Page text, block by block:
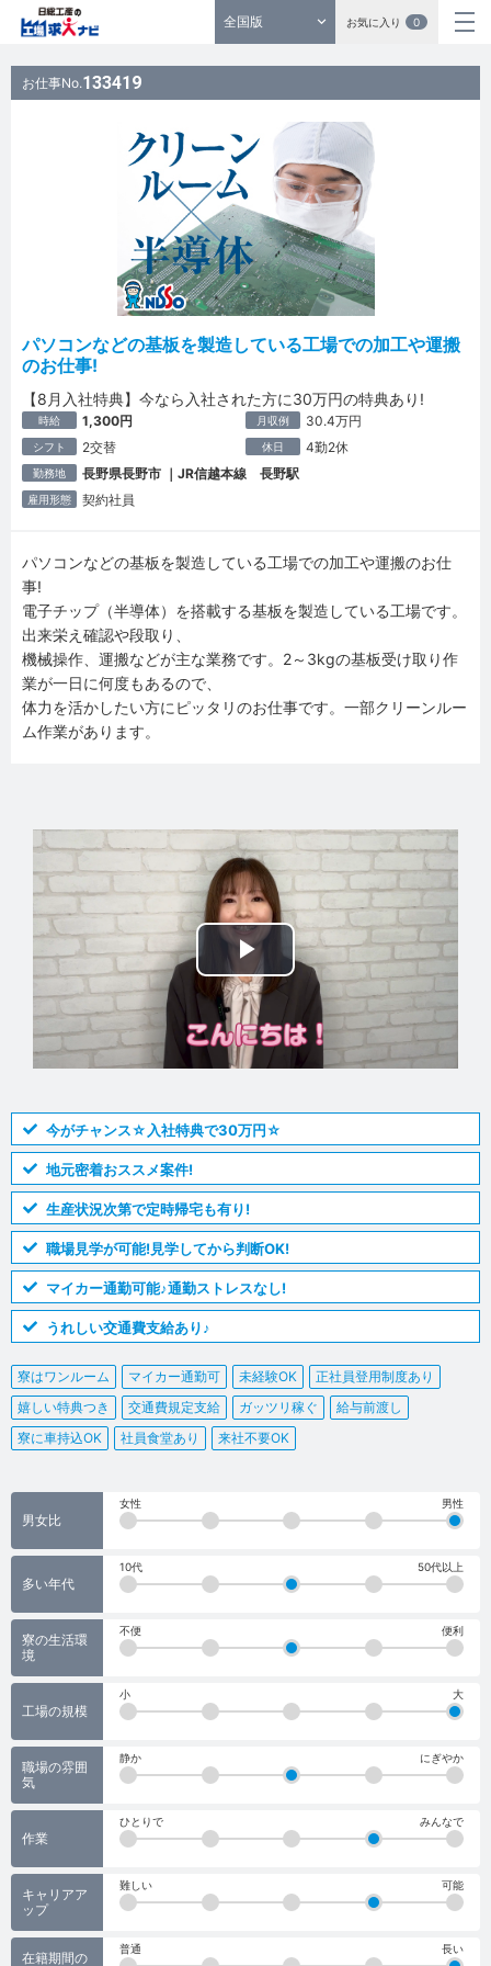
全国版 お気に入り 0
お仕事No.133419
パソコンなどの基板を製造している工場での加工や運搬
のお仕事!
【8月入社特典】今なら入社された方に30万円の特典あり!
時給 1,300円 月収例 30.4万円
シフト 2交替 休日 4勤2休
勤務地 長野県長野市 ｜JR信越本線 長野駅
雇用形態 契約社員
パソコンなどの基板を製造している工場での加工や運搬のお仕
事!
電子チップ（半導体）を搭載する基板を製造している工場です。
出来栄え確認や段取り、
機械操作、運搬などが主な業務です。2～3kgの基板受け取り作
業が一日に何度もあるので、
体力を活かしたい方にピッタリのお仕事です。一部クリーンルー
ム作業があります。
今がチャンス☆入社特典で30万円☆
地元密着おススメ案件!
生産状況次第で定時帰宅も有り!
職場見学が可能!見学してから判断OK!
マイカー通勤可能♪通勤ストレスなし!
うれしい交通費支給あり♪
寮はワンルーム マイカー通勤可 未経験OK
正社員登用制度あり
嬉しい特典つき
交通費規定支給 ガッツリ稼ぐ
給与前渡し
寮に車持込OK
社員食堂あり 来社不要OK
男女比
女性 男性
多い年代
10代 50代以上
寮の生活環
境
不便 便利
工場の規模
小 大
職場の雰囲
気
静か にぎやか
作業
ひとりで みんなで
キャリアア
ップ
難しい 可能
在籍期間の
普通 長い